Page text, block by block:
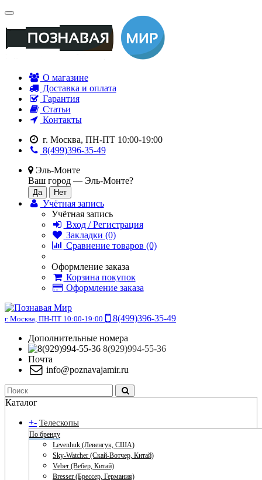
О магазине
Доставка и оплата
Гарантия
Статьи
Контакты
г. Москва, ПН-ПТ 10:00-19:00
8(499)396-35-49
Эль-Монте
Ваш город — Эль-Монте?
Учётная запись
Учётная запись
Вход / Регистрация
Закладки (0)
Сравнение товаров (0)
Оформление заказа
Корзина покупок
Оформление заказа
г. Москва, ПН-ПТ 10:00-19:00
8(499)396-35-49
Дополнительные номера
8(929)994-55-36
Почта
info@poznavajamir.ru
Каталог
+- Телескопы
По бренду
Levenhuk (Левенгук, США)
Sky-Watcher (Скай-Вотчер, Китай)
Veber (Вебер, Китай)
Bresser (Брессер, Германия)